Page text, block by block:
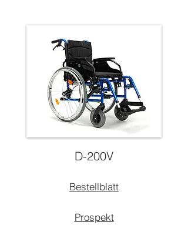
D-200V
Bestellblatt
Prospekt